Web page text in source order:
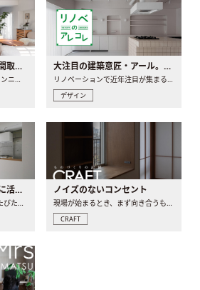
リノベーションで人気の間取りとは？トレンドの間取りと実例を徹底解説
リノベーション(リノベ)のプランニングで一番最初に決めるのは..
大注目の建築意匠・アール。人気の理由と空間に取り入れるポイント
リノベーションで近年注目が集まる建築意匠の一つであるアール..
デザイン
動かせない柱はおしゃれに活用！柱を魅せるリノベーション(リノベ)4選
間取り変更を検討する際に、たびたび皆さんの頭を悩ませる動か..
ノイズのないコンセント
現場が始まるとき、まず向き合うものの一つがコンセントです..
CRAFT